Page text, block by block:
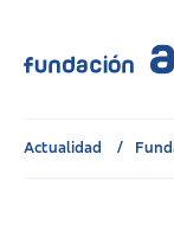
Actualidad